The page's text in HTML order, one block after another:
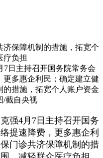
保障机制的措施，拓宽个
疗负担
7日主持召开国务院常务会
多惠企利民；确定建立健
措施，拓宽个人账户资金
/截自央视
强4月7日主持召开国务
提速降费，更多惠企利
门诊共济保障机制的措